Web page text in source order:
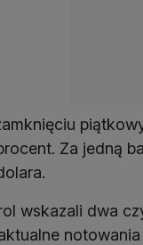
Za jedną
wskazali dwa